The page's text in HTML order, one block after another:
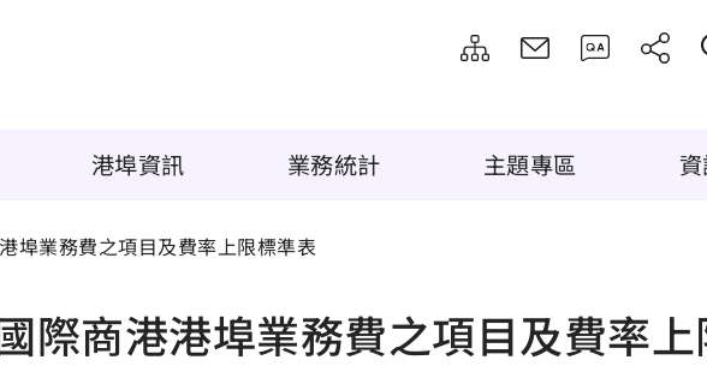
港埠資訊 業務統計 主題專區
埠業務費之項目及費率上限標準表
際商港港埠業務費之項目及費率